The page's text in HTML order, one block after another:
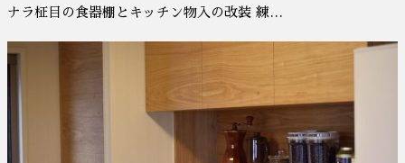
ナラ柾目の食器棚とキッチン物入の改装 練…